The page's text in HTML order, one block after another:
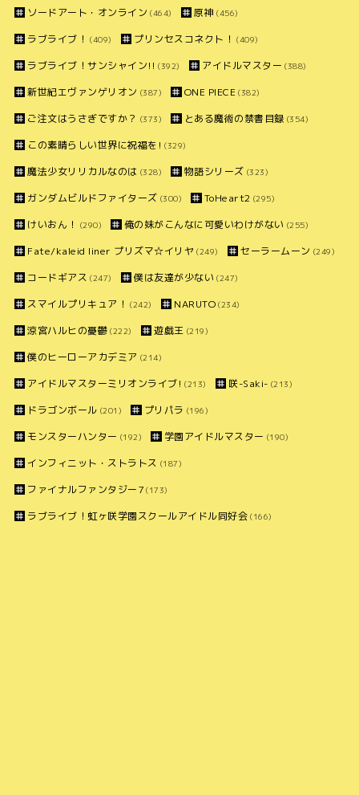
ソードアート・オンライン (464) 原神 (456)
ラブライブ！ (409) プリンセスコネクト！ (409)
ラブライブ！サンシャイン!! (392) アイドルマスター (388)
新世紀エヴァンゲリオン (387) ONE PIECE (382)
ご注文はうさぎですか？ (373) とある魔術の禁書目録 (354)
この素晴らしい世界に祝福を! (329)
魔法少女リリカルなのは (328) 物語シリーズ (323)
ガンダムビルドファイターズ (300) ToHeart2 (295)
けいおん！ (290) 俺の妹がこんなに可愛いわけがない (255)
Fate/kaleid liner プリズマ☆イリヤ (249) セーラームーン (249)
コードギアス (247) 僕は友達が少ない (247)
スマイルプリキュア！ (242) NARUTO (234)
涼宮ハルヒの憂鬱 (222) 遊戯王 (219)
僕のヒーローアカデミア (214)
アイドルマスターミリオンライブ! (213) 咲-Saki- (213)
ドラゴンボール (201) プリパラ (196)
モンスターハンター (192) 学園アイドルマスター (190)
インフィニット・ストラトス (187)
ファイナルファンタジー7 (173)
ラブライブ！虹ヶ咲学園スクールアイドル同好会 (166)